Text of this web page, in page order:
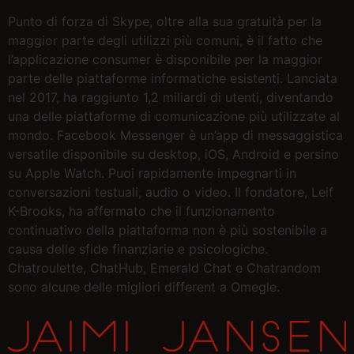
Punto di forza di Skype, oltre alla sua gratuità per la
maggior parte degli utilizzi più comuni, è il fatto che
l’applicazione consumer è disponibile per la maggior
parte delle piattaforme informatiche esistenti. Lanciata
nel 2017, ha raggiunto 1,2 miliardi di utenti, diventando
una delle piattaforme di comunicazione più utilizzate al
mondo. Facebook Messenger è un’app di messaggistica
versatile disponibile su desktop, iOS, Android e persino
su Apple Watch. Puoi rapidamente impegnarti in
conversazioni testuali, audio o video. Il fondatore, Leif
K-Brooks, ha affermato che il funzionamento
continuativo della piattaforma non è più sostenibile a
causa delle sfide finanziarie e psicologiche.
Chatroulette, ChatHub, Emerald Chat e Chatrandom
sono alcune delle migliori different a Omegle.